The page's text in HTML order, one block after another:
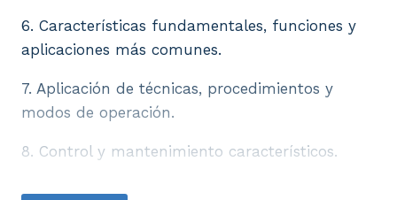
6. Características fundamentales, funciones y
aplicaciones más comunes.
7. Aplicación de técnicas, procedimientos y
modos de operación.
8. Control y mantenimiento característicos.